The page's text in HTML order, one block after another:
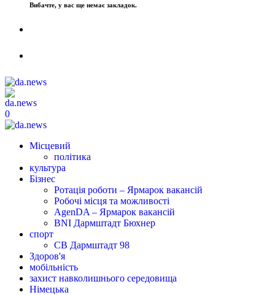
Вибачте, у вас ще немає закладок.
0
Місцевий
політика
культура
Бізнес
Ротація роботи – Ярмарок вакансій
Робочі місця та можливості
AgenDA – Ярмарок вакансій
BNI Дармштадт Бюхнер
спорт
СВ Дармштадт 98
Здоров'я
мобільність
захист навколишнього середовища
Німецька